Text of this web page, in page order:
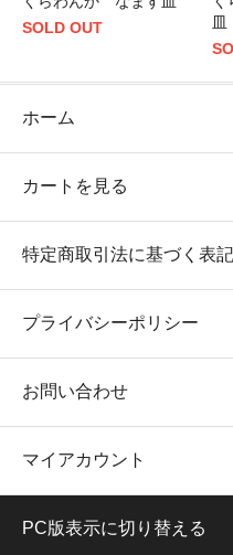
SOLD OUT
ホーム
カートを見る
特定商取引法に基づく表記
プライバシーポリシー
お問い合わせ
マイアカウント
PC版表示に切り替える